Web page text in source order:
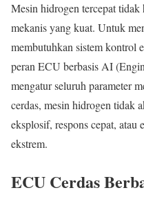
Mesin hidrogen tercepat
mekanis yang kuat. Untuk
membutuhkan sistem kontrol
peran ECU berbasis AI
mengatur seluruh parameter
cerdas, mesin hidrogen tidak
eksplosif, respons cepat, atau
ekstrem.
ECU Cerdas